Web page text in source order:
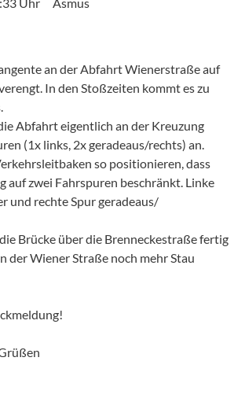
an der Abfahrt Wienerstraße auf
In den Stoßzeiten kommt es zu
Abfahrt eigentlich an der Kreuzung
(1x links, 2x geradeaus/rechts) an.
so positionieren, dass
auf zwei Fahrspuren beschränkt. Linke
und rechte Spur geradeaus/
Brücke über die Brenneckestraße fertig
der Wiener Straße noch mehr Stau